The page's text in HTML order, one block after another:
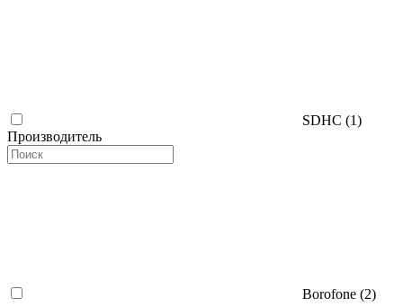
SDHC (1)
Производитель
Borofone (2)